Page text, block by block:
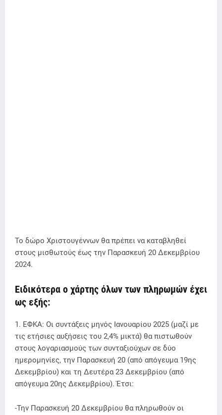
Το δώρο Χριστουγέννων θα πρέπει να καταβληθεί
στους μισθωτούς έως την Παρασκευή 20 Δεκεμβρίου
2024.
Ειδικότερα ο χάρτης όλων των πληρωμών έχει
ως εξής:
1. ΕΦΚΑ: Οι συντάξεις μηνός Ιανουαρίου 2025 (μαζί με
τις ετήσιες αυξήσεις του 2,4% μικτά) θα πιστωθούν
στους λογαριασμούς των συνταξιούχων σε δύο
ημερομηνίες, την Παρασκευή 20 (από απόγευμα 19ης
Δεκεμβρίου) και τη Δευτέρα 23 Δεκεμβρίου (από
απόγευμα 20ης Δεκεμβρίου). Έτσι:
-Την Παρασκευή 20 Δεκεμβρίου θα πληρωθούν οι